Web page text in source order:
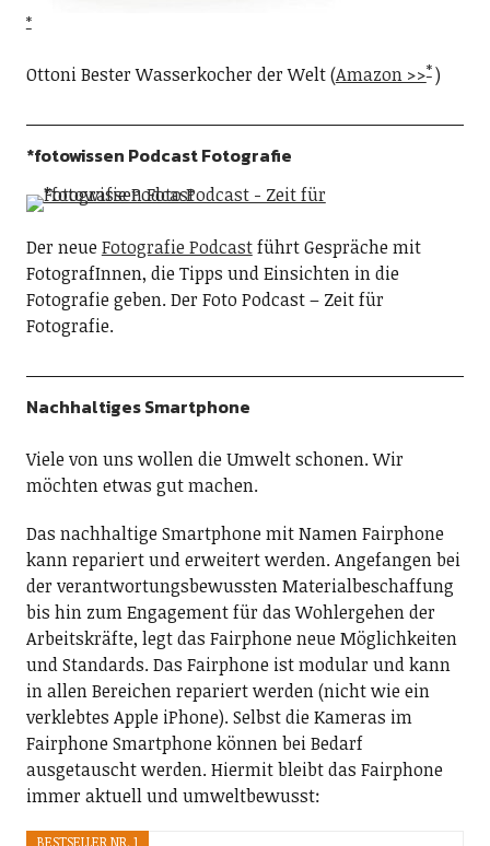
Ottoni Bester Wasserkocher der Welt (Amazon >> )
*fotowissen Podcast Fotografie
Der neueFotografie Podcastführt Gespräche mit
FotografInnen, die Tipps und Einsichten in die
Fotografie geben. Der Foto Podcast – Zeit für
Fotografie.
Nachhaltiges Smartphone
Viele von uns wollen die Umwelt schonen. Wir
möchten etwas gut machen.
Das nachhaltige Smartphone mit Namen Fairphone
kann repariert und erweitert werden. Angefangen bei
der verantwortungsbewussten Materialbeschaffung
bis hin zum Engagement für das Wohlergehen der
Arbeitskräfte, legt das Fairphone neue Möglichkeiten
und Standards. Das Fairphone ist modular und kann
in allen Bereichen repariert werden (nicht wie ein
verklebtes Apple iPhone). Selbst die Kameras im
Fairphone Smartphone können bei Bedarf
ausgetauscht werden. Hiermit bleibt das Fairphone
immer aktuell und umweltbewusst:
BESTSELLER NR. 1